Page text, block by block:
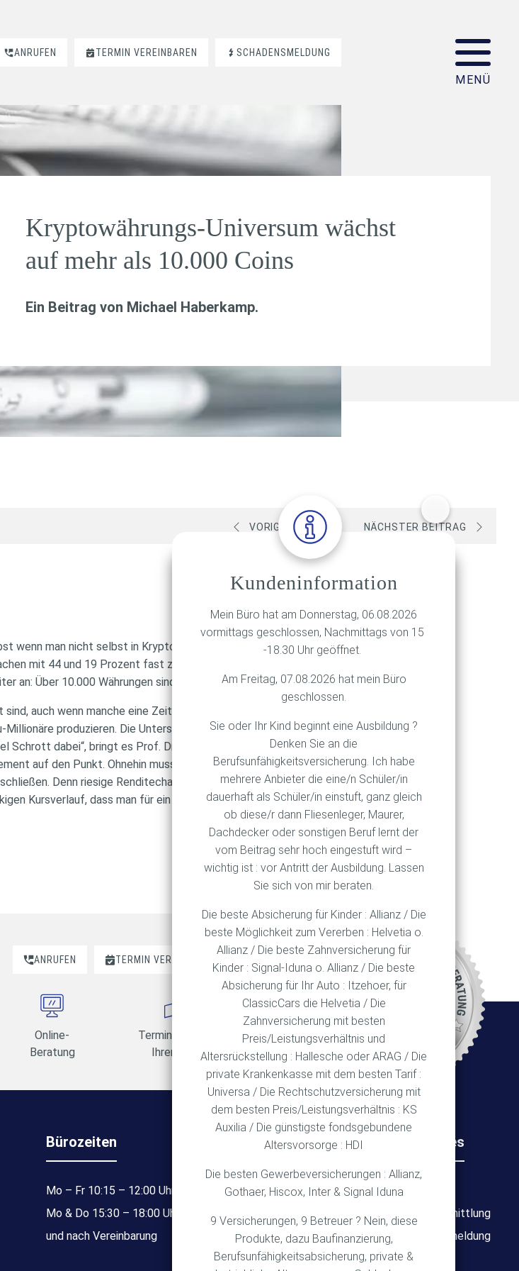
ANRUFEN TERMIN VEREINBAREN SCHADENSMELDUNG
Kryptowährungs-Universum wächst
auf mehr als 10.000 Coins
Ein Beitrag von Michael Haberkamp.
VORIGER BEITRAG NÄCHSTER BEITRAG
wenn man nicht selbst in Kryptowährungen investiert ist. Die
mit 44 und 19 Prozent fast zwei Drittel des gesamten
an: Über 10.000 Währungen sind heute verfügbar.
auch wenn manche eine Zeitlang Traumrenditen von Hunderten
produzieren. Die Unterschiede in Machart und Zweck sind
Schrott dabei“, bringt es Prof. Dr. Philipp Sandner vom Blockchain
auf den Punkt. Ohnehin muss jedem Kryptoanleger klar sein:
Denn riesige Renditechancen bedeuten immer auch
Kursverlauf, dass man für ein Engagement gute Nerven braucht.
Kundeninformation
Mein Büro hat am Donnerstag, 06.08.2026
vormittags geschlossen, Nachmittags von 15
-18.30 Uhr geöffnet.
Am Freitag, 07.08.2026 hat mein Büro
geschlossen.
Sie oder Ihr Kind beginnt eine Ausbildung ?
Denken Sie an die
Berufsunfähigkeitsversicherung. Ich habe
mehrere Anbieter die eine/n Schüler/in
dauerhaft als Schüler/in einstuft, ganz gleich
ob diese/r dann Fliesenleger, Maurer,
Dachdecker oder sonstigen Beruf lernt der
vom Beitrag sehr hoch eingestuft wird –
wichtig ist : vor Antritt der Ausbildung. Lassen
Sie sich von mir beraten.
Die beste Absicherung für Kinder : Allianz / Die
beste Möglichkeit zum Vererben : Helvetia o.
Allianz / Die beste Zahnversicherung für
Kinder : Signal-Iduna o. Allianz / Die beste
Absicherung für Ihr Auto : Itzehoer, für
ClassicCars die Helvetia / Die
Zahnversicherung mit besten
Preis/Leistungsverhältnis und
Altersrückstellung : Hallesche oder ARAG / Die
private Krankenkasse mit dem besten Tarif :
Universa / Die Rechtschutzversicherung mit
dem besten Preis/Leistungsverhältnis : KS
Auxilia / Die günstigste fondsgebundene
Altersvorsorge : HDI
Die besten Gewerbeversicherungen : Allianz,
Gothaer, Hiscox, Inter & Signal Iduna
9 Versicherungen, 9 Betreuer ? Nein, diese
Produkte, dazu Baufinanzierung,
Berufsunfähigkeitsabsicherung, private &
ANRUFEN TERMIN VEREINBAREN
Online-
Beratung
Termine am Ort
Ihrer Wahl
Bürozeiten
Mo – Fr 10:15 – 12:00 Uhr
Mo & Do 15:30 – 18:00 Uhr
und nach Vereinbarung
Rechtliches
Impressum
Erstinformation
Wichtiges
Über mich
Bedarfsermittlung
Schadensmeldung